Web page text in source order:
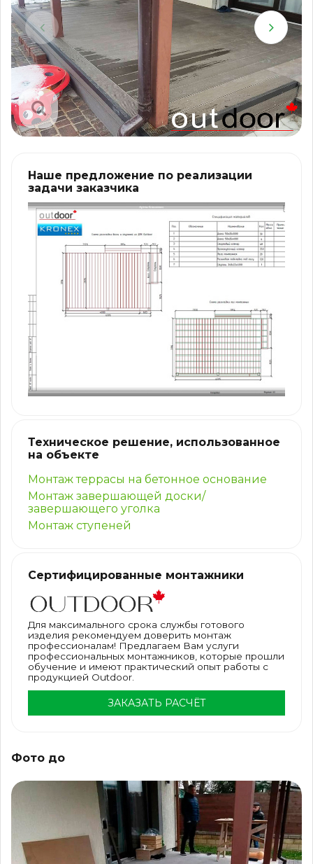
Наше предложение по реализации
задачи заказчика
Техническое решение, использованное
на объекте
Монтаж террасы на бетонное основание
Монтаж завершающей доски/
завершающего уголка
Монтаж ступеней
Сертифицированные монтажники
Для максимального срока службы готового
изделия рекомендуем доверить монтаж
профессионалам! Предлагаем Вам услуги
профессиональных монтажников, которые прошли
обучение и имеют практический опыт работы с
продукцией Outdoor.
ЗАКАЗАТЬ РАСЧЁТ
Фото до